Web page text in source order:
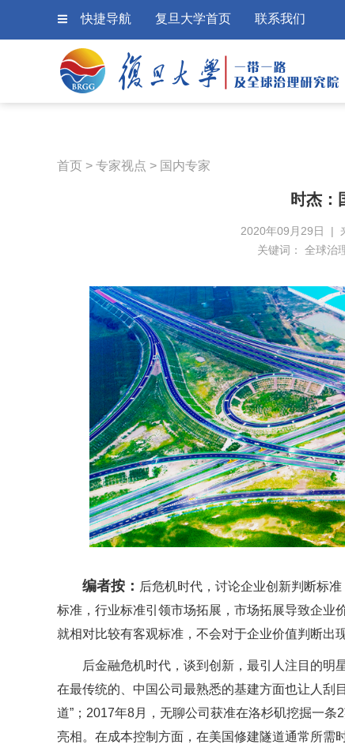
快捷导航 复旦大学首页 联系我们
首页 > 专家视点 > 国内专家
时杰：
2020年09月29日 |
关键词： 全球治
编者按： 后危机时代，讨论企业创新判断标
标准，行业标准引领市场拓展，市场拓展导致企业
就相对比较有客观标准，不会对于企业价值判断出
后金融危机时代，谈到创新，最引人注目的明
在最传统的、中国公司最熟悉的基建方面也让人刮
道”；2017年8月，无聊公司获准在洛杉矶挖掘一
亮相。在成本控制方面，在美国修建隧道通常所